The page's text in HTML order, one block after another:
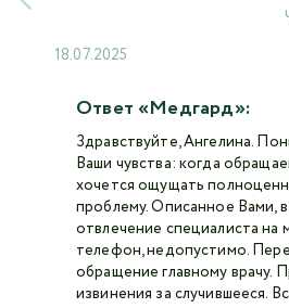
18.07.2025
Ответ «Медгард»:
Здравствуйте, Ангелина.
Ваши чувства: когда
хочется ощущать
проблему. Описанное Вами,
отвлечение специалиста на
телефон, недопустимо.
обращение главному врачу.
извинения за случившееся.